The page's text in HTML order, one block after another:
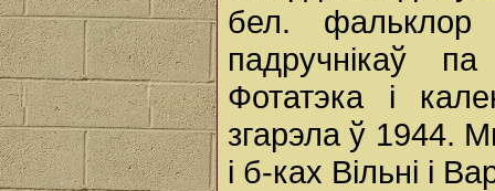
бел. фальклор
падручнікаў
Фотатэка і
згарэла ў 1944.
і б-ках Вільні і